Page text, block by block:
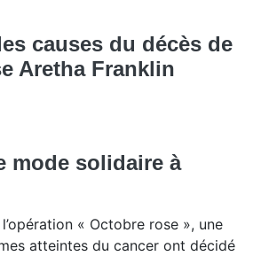
causes du décès de
Aretha Franklin
mode solidaire à
« Octobre rose », une
atteintes du cancer ont décidé